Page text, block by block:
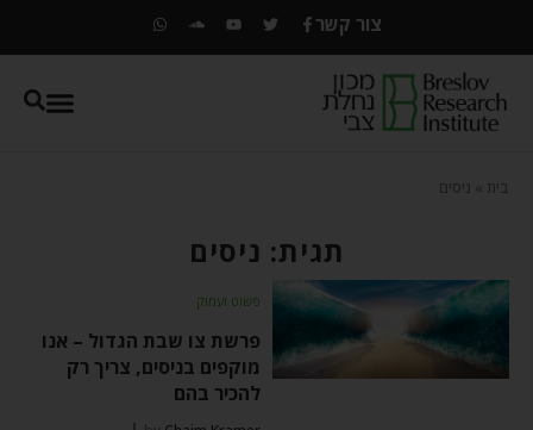
צור קשר
בית ניסים
תגית: ניסים
פשוט ועמוק
פרשת צו שבת הגדול – אנו
מוקפים בניסים, צריך רק
להכיר בהם